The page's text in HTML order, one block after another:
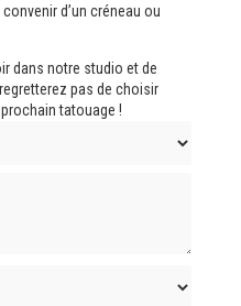
d’un créneau ou
dans notre studio et de
pas de choisir
tatouage !